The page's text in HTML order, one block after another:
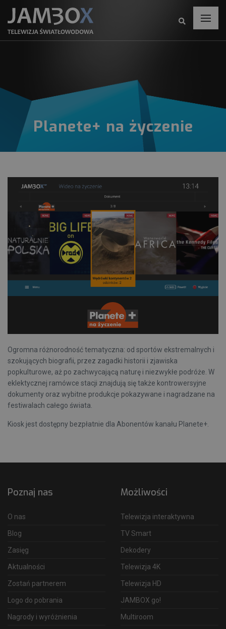
Planete+ na życzenie
Ogromna różnorodność tematyczna: od sportów ekstremalnych i
szokujących biografii, przez zagadki historii i zjawiska
popkulturowe, aż po zachwycającą naturę i niezwykłe podróże. W
eklektycznej ramówce stacji znajdują się także kontrowersyjne
dokumenty oraz wybitne produkcje pokazywane i nagradzane na
festiwalach całego świata.
Kiosk jest dostępny bezpłatnie dla Abonentów kanału Planete+.
Poznaj nas
O nas
Blog
Zasięg
Aktualności
Zostań partnerem
Logo do pobrania
Nagrody i wyróżnienia
Możliwości
Telewizja interaktywna
TV Smart
Dekodery
Telewizja 4K
Telewizja HD
JAMBOX go!
Multiroom